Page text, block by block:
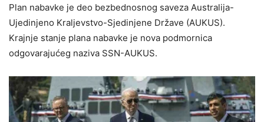
Plan nabavke je deo bezbednosnog saveza Australija-
Ujedinjeno Kraljevstvo-Sjedinjene Države (AUKUS).
Krajnje stanje plana nabavke je nova podmornica
odgovarajućeg naziva SSN-AUKUS.